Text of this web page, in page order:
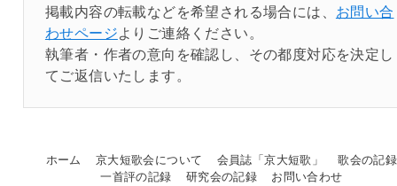
掲載内容の転載などを希望される場合には、 お問い合
わせページよりご連絡ください。
執筆者・作者の意向を確認し、その都度対応を決定し
てご返信いたします。
ホーム 京大短歌会について 会員誌「京大短歌」
歌会の記録
一首評の記録
研究会の記録
お問い合わせ